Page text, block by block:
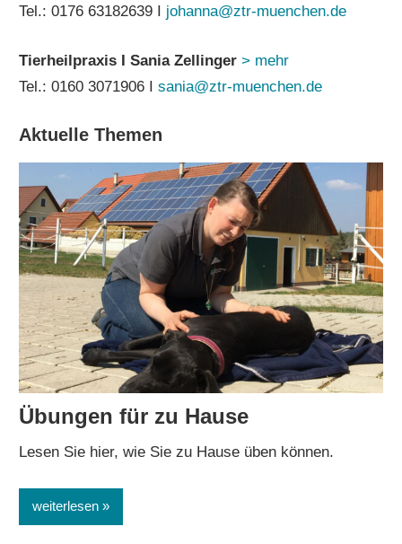
Tel.: 0176 63182639 I johanna@ztr-muenchen.de
Tierheilpraxis I Sania Zellinger > mehr
Tel.: 0160 3071906 Isania@ztr-muenchen.de
Aktuelle Themen
Übungen für zu Hause
Lesen Sie hier, wie Sie zu Hause üben können.
weiterlesen